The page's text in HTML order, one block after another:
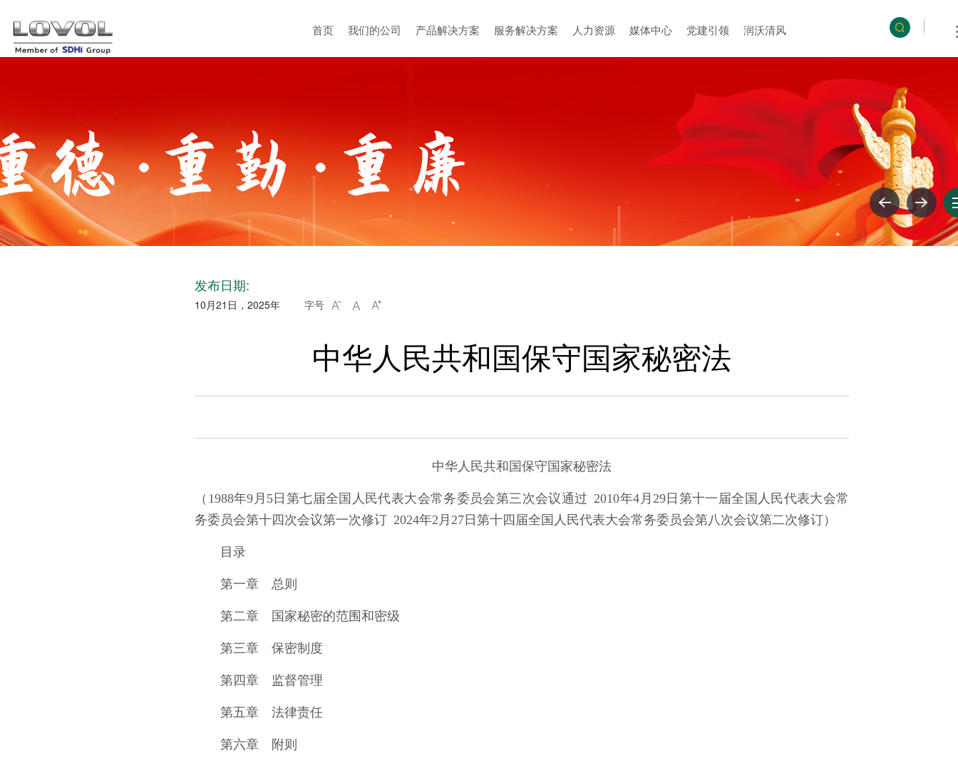
首页 我们的公司 产品解决方案 服务解决方案 人力资源 媒体中心 党建引领 润沃清风
发布日期:
10月21日，2025年 字号   
中华人民共和国保守国家秘密法
中华人民共和国保守国家秘密法
（1988年9月5日第七届全国人民代表大会常务委员会第三次会议通过 2010年4月29日第十一届全国人民代表大会常
务委员会第十四次会议第一次修订 2024年2月27日第十四届全国人民代表大会常务委员会第八次会议第二次修订）
目录
第一章 总则
第二章 国家秘密的范围和密级
第三章 保密制度
第四章 监督管理
第五章 法律责任
第六章 附则